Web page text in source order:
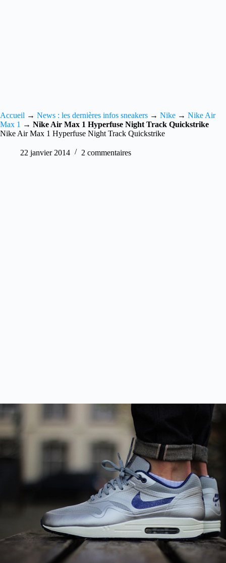
Accueil → News : les dernières infos sneakers → Nike → Nike Air
Max 1 → Nike Air Max 1 Hyperfuse Night Track Quickstrike
Nike Air Max 1 Hyperfuse Night Track Quickstrike
22 janvier 2014 2 commentaires